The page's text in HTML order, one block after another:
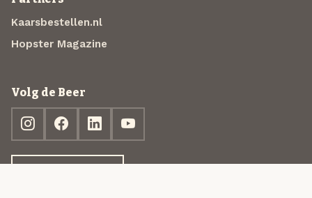
Kaarsbestellen.nl
Hopster Magazine
Volg de Beer